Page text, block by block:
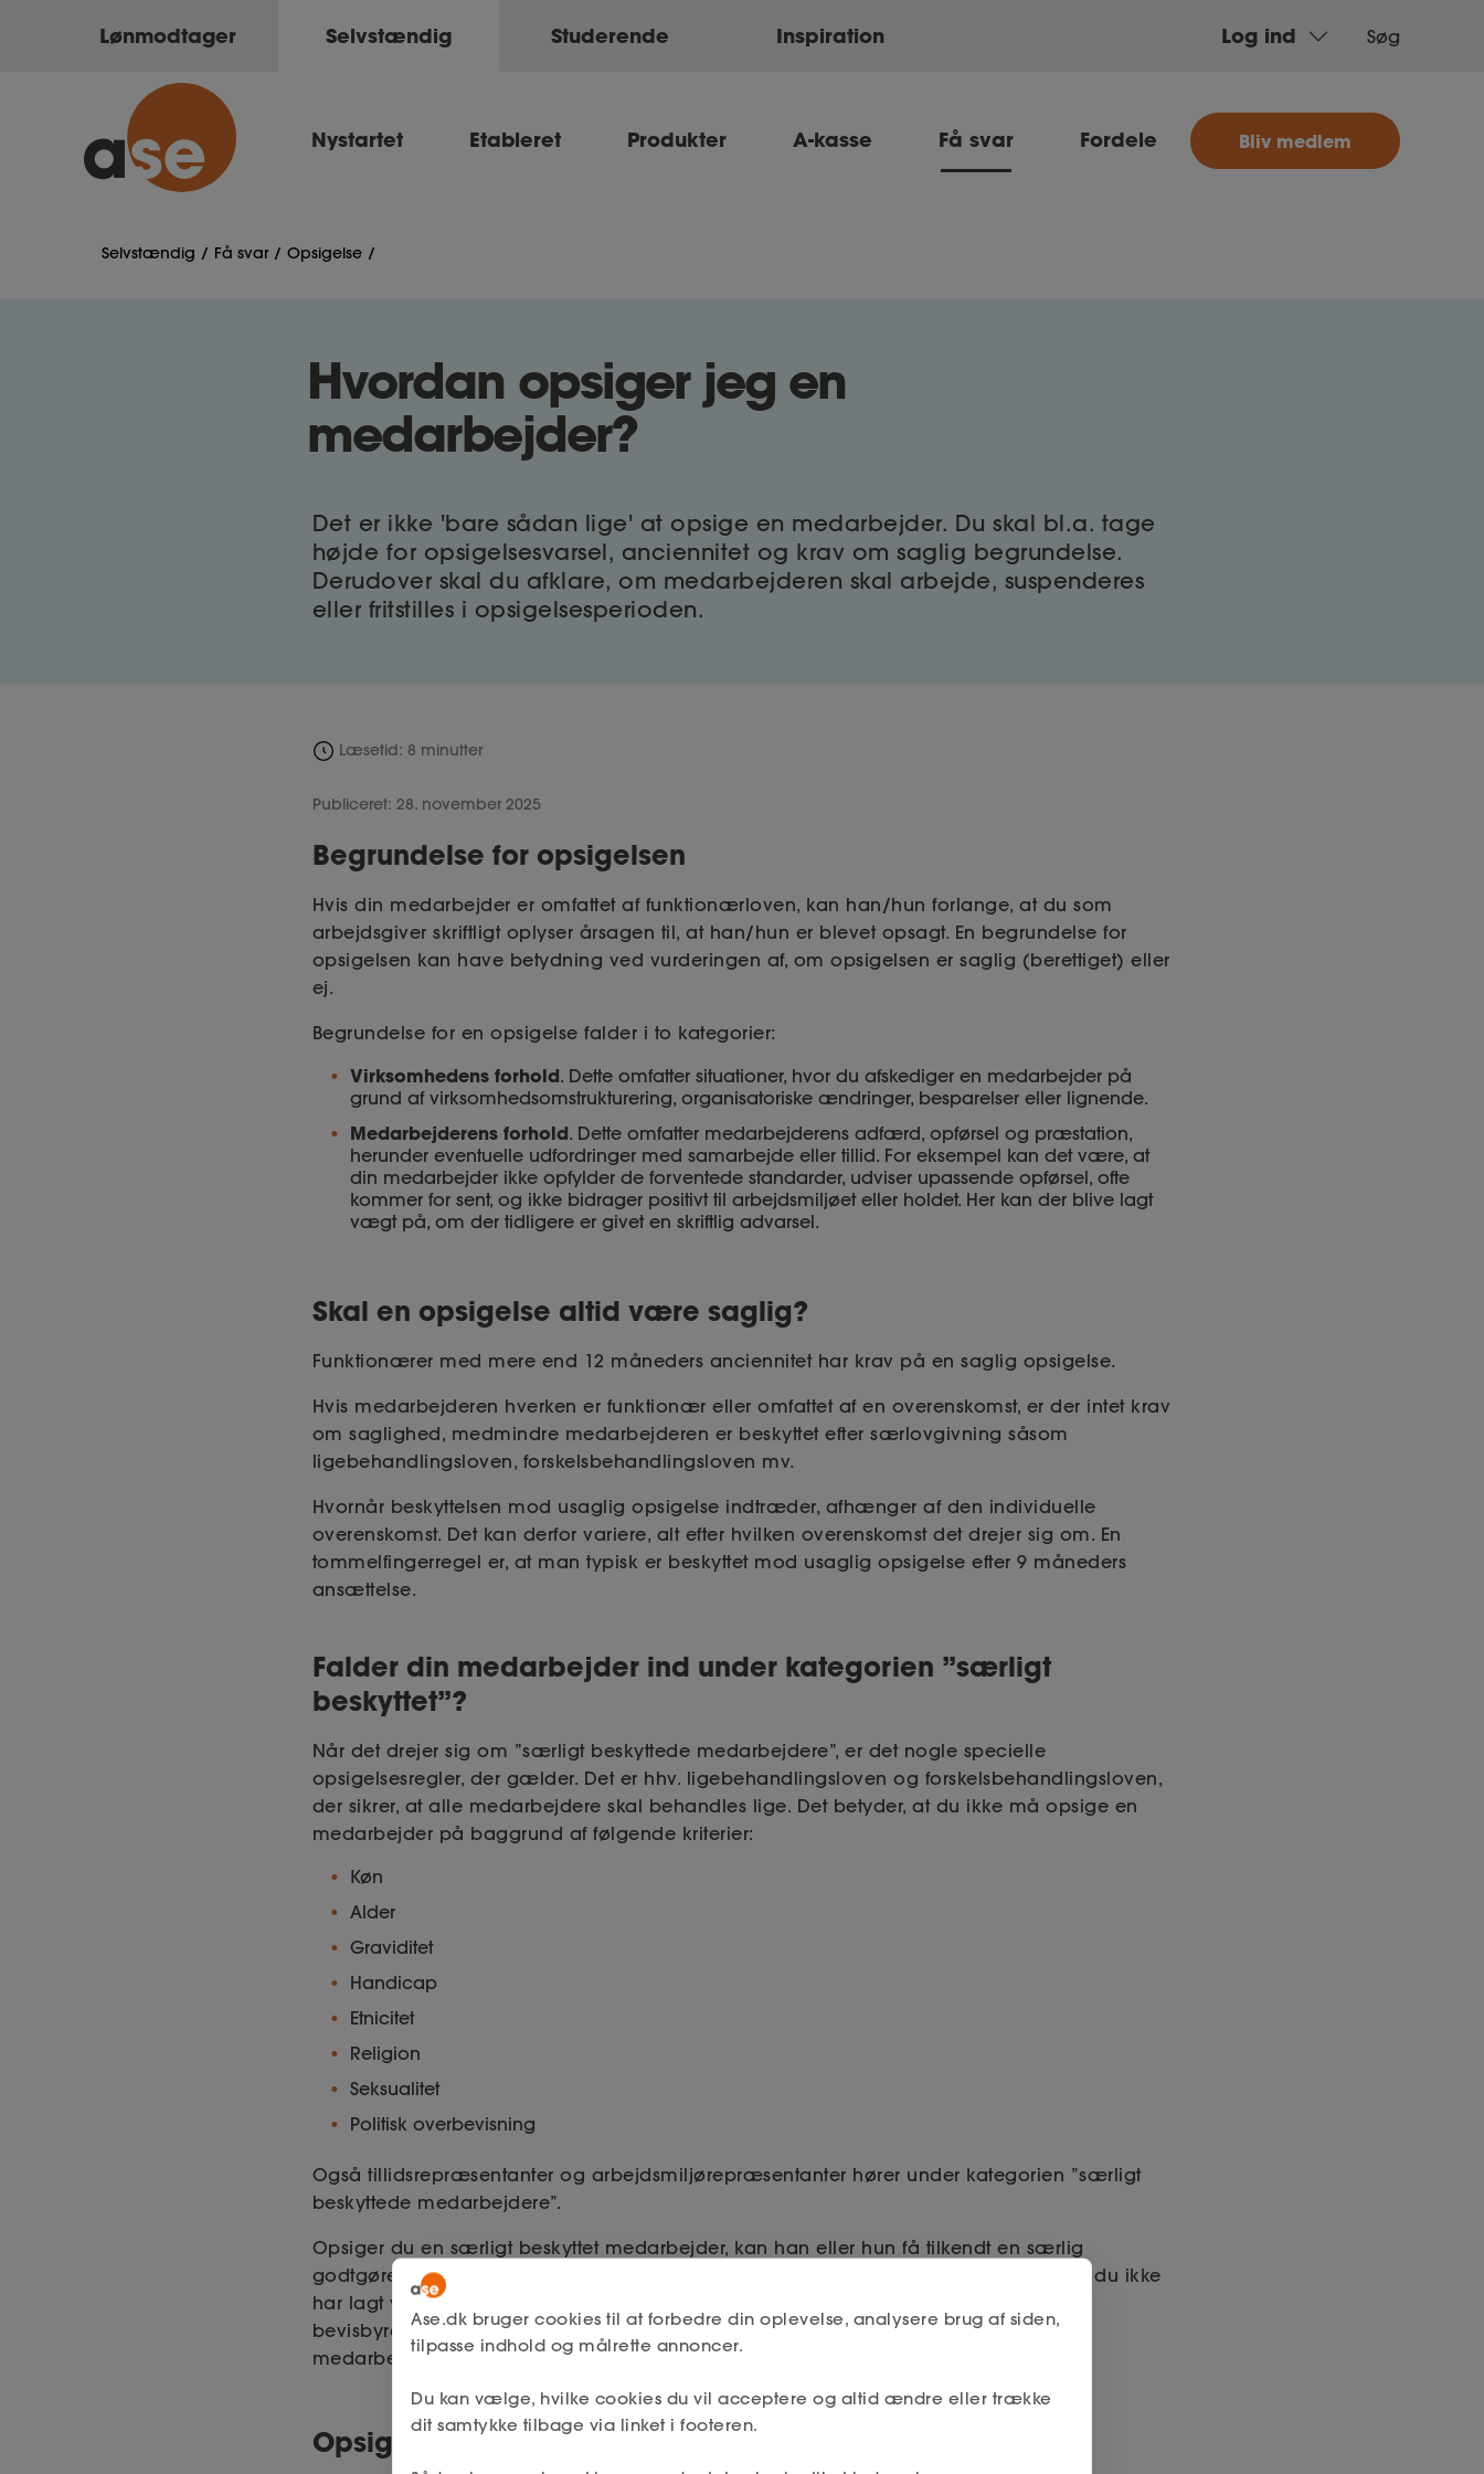
Lønmodtager Selvstændig Studerende Inspiration Log ind
Ase
Søg
Nystartet Etableret Produkter A-kasse Få svar Fordele Bliv medlem
Selvstændig Få svar Opsigelse
Hvordan opsiger jeg en
medarbejder?
Det er ikke 'bare sådan lige' at opsige en medarbejder. Du skal bl.a. tage
højde for opsigelsesvarsel, anciennitet og krav om saglig begrundelse.
Derudover skal du afklare, om medarbejderen skal arbejde, suspenderes
eller fritstilles i opsigelsesperioden.
Læsetid: 8 minutter
Publiceret: 28. november 2025
Begrundelse for opsigelsen
Hvis din medarbejder er omfattet af funktionærloven, kan han/hun forlange, at du som
arbejdsgiver skriftligt oplyser årsagen til, at han/hun er blevet opsagt. En begrundelse for
opsigelsen kan have betydning ved vurderingen af, om opsigelsen er saglig (berettiget) eller
ej.
Begrundelse for en opsigelse falder i to kategorier:
Virksomhedens forhold. Dette omfatter situationer, hvor du afskediger en medarbejder på
grund af virksomhedsomstrukturering, organisatoriske ændringer, besparelser eller lignende.
Medarbejderens forhold. Dette omfatter medarbejderens adfærd, opførsel og præstation,
herunder eventuelle udfordringer med samarbejde eller tillid. For eksempel kan det være, at
din medarbejder ikke opfylder de forventede standarder, udviser upassende opførsel, ofte
kommer for sent, og ikke bidrager positivt til arbejdsmiljøet eller holdet. Her kan der blive lagt
vægt på, om der tidligere er givet en skriftlig advarsel.
Skal en opsigelse altid være saglig?
Funktionærer med mere end 12 måneders anciennitet har krav på en saglig opsigelse.
Hvis medarbejderen hverken er funktionær eller omfattet af en overenskomst, er der intet krav
om saglighed, medmindre medarbejderen er beskyttet efter særlovgivning såsom
ligebehandlingsloven, forskelsbehandlingsloven mv.
Hvornår beskyttelsen mod usaglig opsigelse indtræder, afhænger af den individuelle
overenskomst. Det kan derfor variere, alt efter hvilken overenskomst det drejer sig om. En
tommelfingerregel er, at man typisk er beskyttet mod usaglig opsigelse efter 9 måneders
ansættelse.
Falder din medarbejder ind under kategorien ”særligt
beskyttet”?
Når det drejer sig om ”særligt beskyttede medarbejdere”, er det nogle specielle
opsigelsesregler, der gælder. Det er hhv. ligebehandlingsloven og forskelsbehandlingsloven,
der sikrer, at alle medarbejdere skal behandles lige. Det betyder, at du ikke må opsige en
medarbejder på baggrund af følgende kriterier:
Køn
Alder
Graviditet
Handicap
Etnicitet
Religion
Seksualitet
Politisk overbevisning
Også tillidsrepræsentanter og arbejdsmiljørepræsentanter hører under kategorien ”særligt
beskyttede medarbejdere”.
Opsiger du en særligt beskyttet medarbejder, kan han eller hun få tilkendt en særlig
godtgørelse, hvis der er lagt vægt på ovenstående kriterier. Det er din bevisbyrde, at du ikke
har lagt vægt på eksempelvis, at medarbejderen er gravid. Det kan være en tung
bevisbyrde. Og det kan blive dyrt, hvis ikke den kan løftes. Overvejer du at opsige en
medarbejder af denne type, anbefaler vi derfor, at du søger rådgivning.
Opsigelsesvarsel
Ase.dk bruger cookies til at forbedre din oplevelse, analysere brug af siden,
tilpasse indhold og målrette annoncer.
Du kan vælge, hvilke cookies du vil acceptere og altid ændre eller trække
dit samtykke tilbage via linket i footeren.